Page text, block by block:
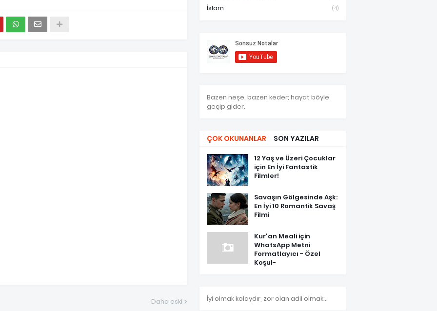
Daha eski
İslam (4)
Bazen neşe, bazen keder; hayat böyle
geçip gider.
ÇOK OKUNANLAR SON YAZILAR
12 Yaş ve Üzeri Çocuklar
için En İyi Fantastik
Filmler!
Savaşın Gölgesinde Aşk:
En İyi 10 Romantik Savaş
Filmi
Kur'an Meali için
WhatsApp Metni
Formatlayıcı - Özel
Koşul-
İyi olmak kolaydır, zor olan adil olmak...